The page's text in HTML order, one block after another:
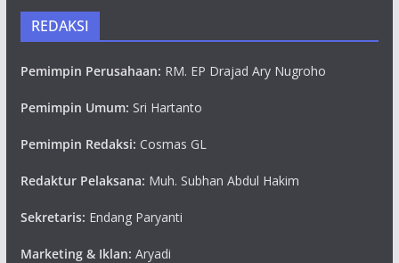
REDAKSI
Pemimpin Perusahaan: RM. EP Drajad Ary Nugroho
Pemimpin Umum: Sri Hartanto
Pemimpin Redaksi: Cosmas GL
Redaktur Pelaksana: Muh. Subhan Abdul Hakim
Sekretaris: Endang Paryanti
Marketing & Iklan: Aryadi